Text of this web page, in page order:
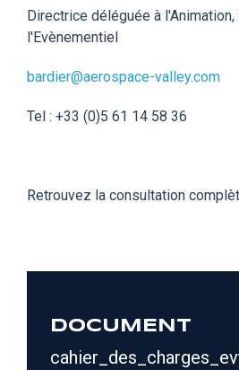
Directrice déléguée à
l'Evènementiel
bardier@aerospace-valley.com
Tel : +33 (0)5 61 14 58 36
Retrouvez la consultation
DOCUMENT